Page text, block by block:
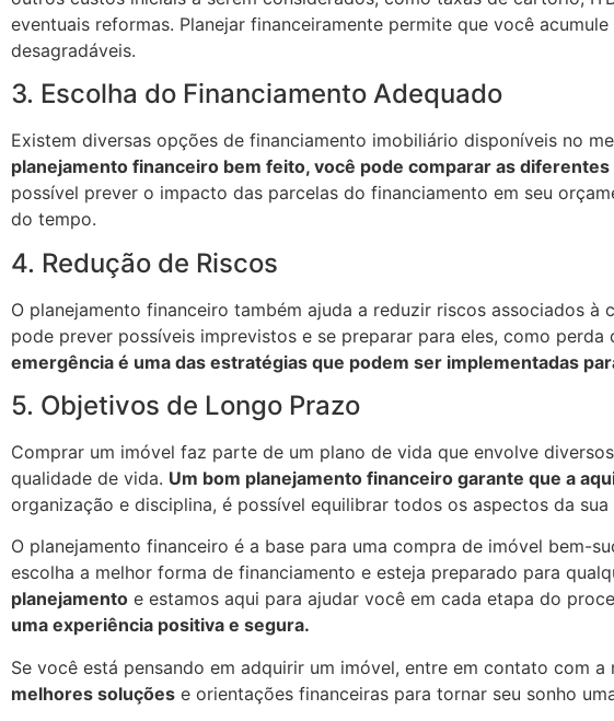
eventuais reformas. Planejar financeiramente permite que você
desagradáveis.
3. Escolha do Financiamento Adequado
Existem diversas opções de financiamento imobiliário disponíveis no
planejamento financeiro bem feito, você pode comparar as
possível prever o impacto das parcelas do financiamento em seu
do tempo.
4. Redução de Riscos
O planejamento financeiro também ajuda a reduzir riscos associados
pode prever possíveis imprevistos e se preparar para eles, como
emergência é uma das estratégias que podem ser implementadas
5. Objetivos de Longo Prazo
Comprar um imóvel faz parte de um plano de vida que envolve
qualidade de vida. Um bom planejamento financeiro garante que a
organização e disciplina, é possível equilibrar todos os aspectos da
O planejamento financeiro é a base para uma compra de imóvel bem-
escolha a melhor forma de financiamento e esteja preparado para
planejamento e estamos aqui para ajudar você em cada etapa do
uma experiência positiva e segura.
Se você está pensando em adquirir um imóvel, entre em contato com a
melhores soluções e orientações financeiras para tornar seu sonho